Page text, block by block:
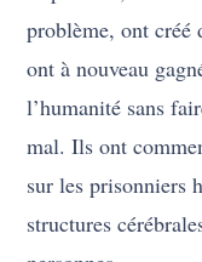
problème, ont créé
ont à nouveau
l’humanité sans
mal. Ils ont
sur les prisonniers
structures